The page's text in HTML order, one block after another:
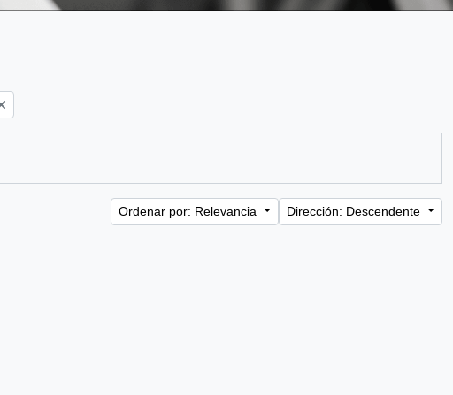
Ordenar por: Relevancia Dirección: Descendente